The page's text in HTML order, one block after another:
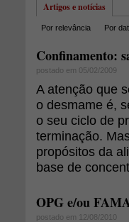
Artigos e notícias
Por relevância Por
Confinamento:
postado em 05/02/2009
A atenção que
o desmame é,
o seu ciclo de
terminação.
propósitos da
base de
OPG e/ou
postado em 12/08/2010